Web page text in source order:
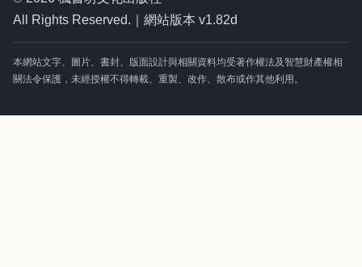
All Rights Reserved.｜網站版本 v1.82d
本網站文字、圖片、書封、版面設計與相關資料均受著作權法及智慧財產權相
關法令保護，未經授權不得轉載、重製、改作、散布或作其他利用。